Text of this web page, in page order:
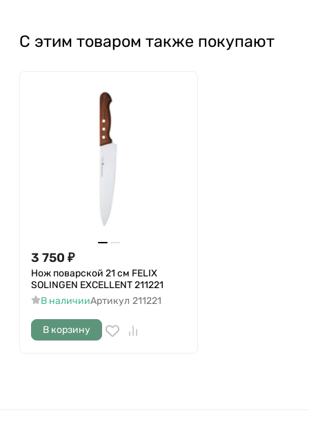
С этим товаром также покупают
3 750 ₽
Нож поварской 21 см FELIX
SOLINGEN EXCELLENT 211221
В наличииАртикул 211221
В корзину